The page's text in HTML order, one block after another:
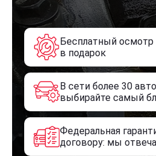
Бесплатный осмотр
в подарок
В сети более 30
выбирайте самый
Федеральная
договору: мы